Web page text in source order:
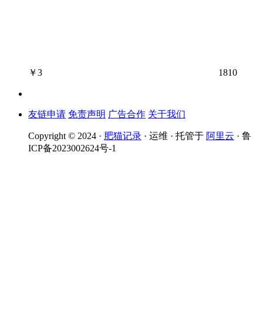
￥3 1810
友链申请 免责声明 广告合作 关于我们
Copyright © 2024 · 肥猫记录 · 运维 · 托管于 阿里云 · 鲁
ICP备2023002624号-1